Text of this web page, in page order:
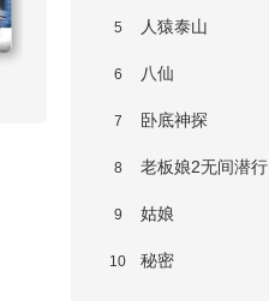
喜剧之王单口季
5 人猿泰山
6 八仙
7 卧底神探
8 老板娘2无间潜行
9 姑娘
10 秘密